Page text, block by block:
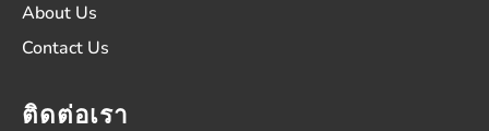
About Us
Contact Us
ติดต่อเรา